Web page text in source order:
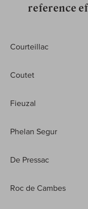
reference
Courteillac
Coutet
Fieuzal
Phelan Segur
De Pressac
Roc de Cambes